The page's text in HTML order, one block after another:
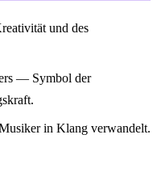
und des
— Symbol der
in Klang verwandelt.